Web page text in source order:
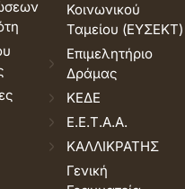
Κοινωνικού
Ταμείου (ΕΥΣΕΚΤ)
Επιμελητήριο
Δράμας
ΚΕΔΕ
Ε.Ε.Τ.Α.Α.
ΚΑΛΛΙΚΡΑΤΗΣ
Γενική